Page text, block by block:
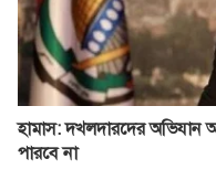
হামাস: দখলদারদের অভিযান
পারবে না